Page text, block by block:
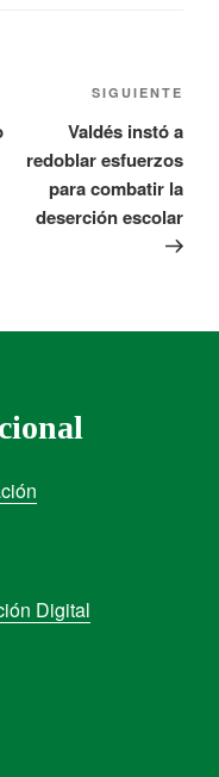
SIGUIENTE
Valdés instó a
redoblar esfuerzos
para combatir la
deserción escolar
Digital